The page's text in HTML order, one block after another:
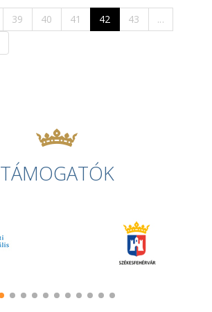
39 40 41 42 43
...
TÁMOGATÓK